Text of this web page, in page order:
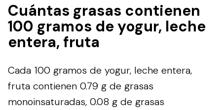
Cuántas grasas contienen
100 gramos de yogur, leche
entera, fruta
Cada 100 gramos de yogur, leche entera,
fruta contienen 0.79 g de grasas
monoinsaturadas, 0.08 g de grasas